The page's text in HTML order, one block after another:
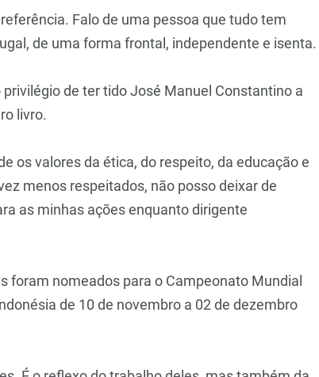
Falo de uma pessoa que tudo tem
de uma forma frontal, independente e isenta.
de ter tido José Manuel Constantino a
livro.
os valores da ética, do respeito, da educação e
menos respeitados, não posso deixar de
as minhas ações enquanto dirigente
foram nomeados para o Campeonato Mundial
de 10 de novembro a 02 de dezembro